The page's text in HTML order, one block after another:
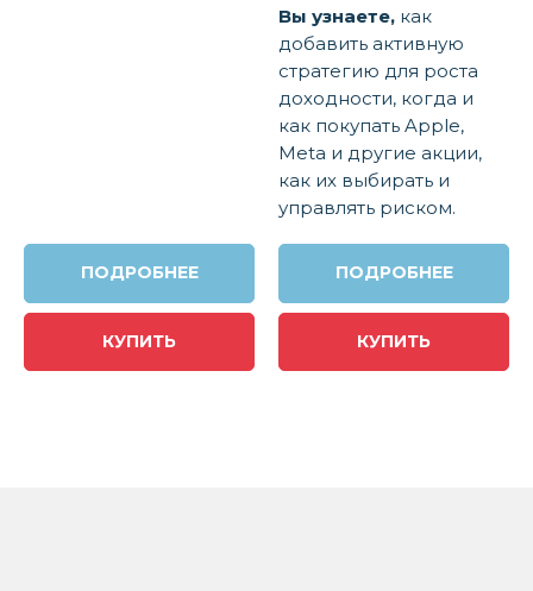
ПОДРОБНЕЕ
КУПИТЬ
Вы узнаете, как
добавить активную
стратегию для роста
доходности, когда и
как покупать Apple,
Meta и другие акции,
как их выбирать и
управлять риском.
ПОДРОБНЕЕ
КУПИТЬ